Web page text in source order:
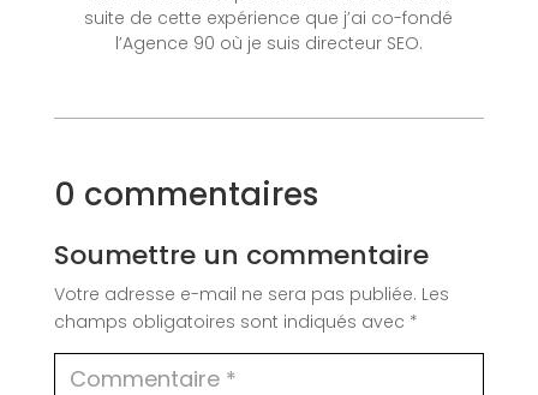
suite de cette expérience que j’ai co-fondé
l’Agence 90 où je suis directeur SEO.
0 commentaires
Soumettre un commentaire
Votre adresse e-mail ne sera pas publiée. Les
champs obligatoires sont indiqués avec *